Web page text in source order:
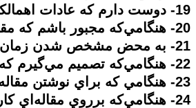
19- دوست دارم كه عادات اهمالكاري و امروز و فردا كردن در انجام تكاليف را تغيير دهم.
20- هنگامي‌كه مجبور باشم كه مقاله‌اي را آماده كنم، مرتباً آن را به تأحير مي‌اندازم.
21- به محض مشخص شدن زمان ارائة مقاله، شروع به آماده كردن آن مي‌كنم و آن را به تأخير نمي‌اندازم.
22- هنگامي‌كه تصميم مي‌گيرم كه بر روي مقاله‌اي كار كنم، احساس مي‌كنم، انرژي انجام دادن آن را ندارم.
23- هنگامي‌ كه براي نوشتن مقاله‌اي برنامه‌ريزي مي‌كنم، دقيقاً به زمان و تاريخ آن پايبند هستم.
24- هنگامي‌كه برروي مقاله‌اي كار مي‌كنم، نمي‌توانم روي آن تمركز كنم و مرتباً رؤيا پردازي مي‌كنم.